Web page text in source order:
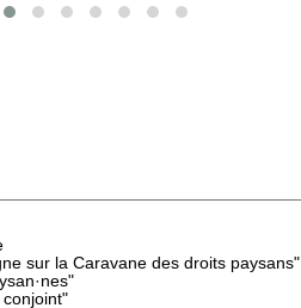
sur la Caravane des droits paysans"